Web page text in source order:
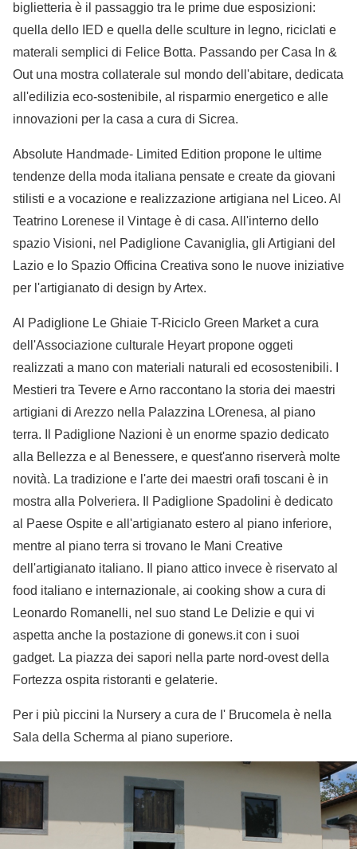
biglietteria è il passaggio tra le prime due esposizioni:
quella dello IED e quella delle sculture in legno, riciclati e
materali semplici di Felice Botta. Passando per Casa In &
Out una mostra collaterale sul mondo dell'abitare, dedicata
all'edilizia eco-sostenibile, al risparmio energetico e alle
innovazioni per la casa a cura di Sicrea.
Absolute Handmade- Limited Edition propone le ultime
tendenze della moda italiana pensate e create da giovani
stilisti e a vocazione e realizzazione artigiana nel Liceo. Al
Teatrino Lorenese il Vintage è di casa. All'interno dello
spazio Visioni, nel Padiglione Cavaniglia, gli Artigiani del
Lazio e lo Spazio Officina Creativa sono le nuove iniziative
per l'artigianato di design by Artex.
Al Padiglione Le Ghiaie T-Riciclo Green Market a cura
dell'Associazione culturale Heyart propone oggeti
realizzati a mano con materiali naturali ed ecosostenibili. I
Mestieri tra Tevere e Arno raccontano la storia dei maestri
artigiani di Arezzo nella Palazzina LOrenesa, al piano
terra. Il Padiglione Nazioni è un enorme spazio dedicato
alla Bellezza e al Benessere, e quest'anno riserverà molte
novità. La tradizione e l'arte dei maestri orafi toscani è in
mostra alla Polveriera. Il Padiglione Spadolini è dedicato
al Paese Ospite e all'artigianato estero al piano inferiore,
mentre al piano terra si trovano le Mani Creative
dell'artigianato italiano. Il piano attico invece è riservato al
food italiano e internazionale, ai cooking show a cura di
Leonardo Romanelli, nel suo stand Le Delizie e qui vi
aspetta anche la postazione di gonews.it con i suoi
gadget. La piazza dei sapori nella parte nord-ovest della
Fortezza ospita ristoranti e gelaterie.
Per i più piccini la Nursery a cura de I' Brucomela è nella
Sala della Scherma al piano superiore.